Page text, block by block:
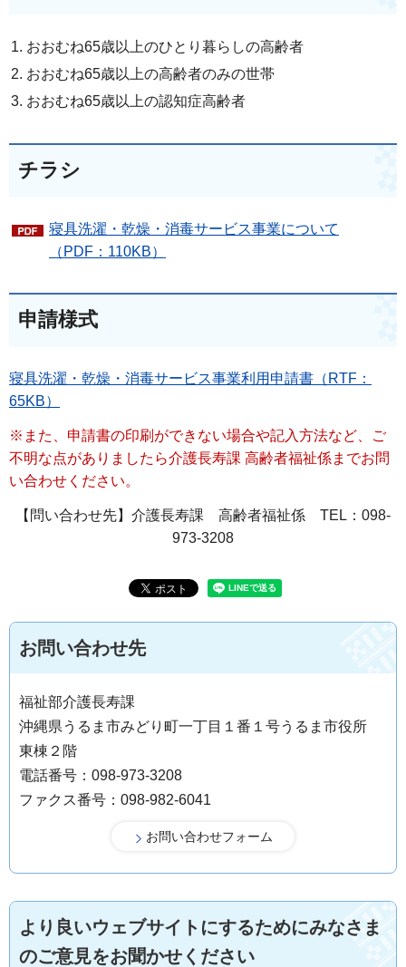
おおむね65歳以上のひとり暮らしの高齢者
おおむね65歳以上の高齢者のみの世帯
おおむね65歳以上の認知症高齢者
チラシ
寝具洗濯・乾燥・消毒サービス事業について
（PDF：110KB）
申請様式
寝具洗濯・乾燥・消毒サービス事業利用申請書（RTF：
65KB）
※また、申請書の印刷ができない場合や記入方法など、ご
不明な点がありましたら介護長寿課 高齢者福祉係までお問
い合わせください。
【問い合わせ先】介護長寿課 高齢者福祉係 TEL：098-
973-3208
お問い合わせ先
福祉部介護長寿課
沖縄県うるま市みどり町一丁目１番１号うるま市役所
東棟２階
電話番号：098-973-3208
ファクス番号：098-982-6041
より良いウェブサイトにするためにみなさま
のご意見をお聞かせください